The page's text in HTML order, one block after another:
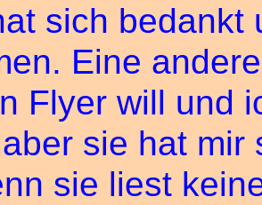
sich bedankt
Eine
Flyer will und
sie hat mir
sie liest